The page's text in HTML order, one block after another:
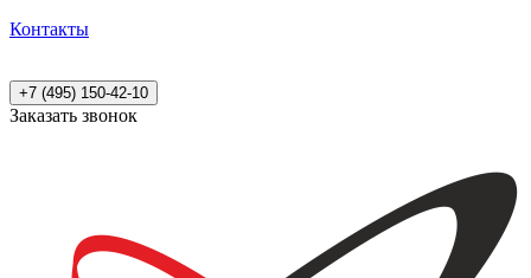
Контакты
+7 (495) 150-42-10
Заказать звонок